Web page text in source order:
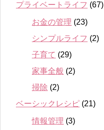
プライベートライフ (67)
お金の管理 (23)
シンプルライフ (2)
子育て (29)
家事全般 (2)
掃除 (2)
ベーシックレシピ (21)
情報管理 (3)